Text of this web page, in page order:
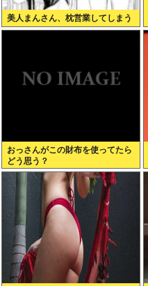
美人まんさん、枕営業してしまう
おっさんがこの財布を使ってたら
どう思う？